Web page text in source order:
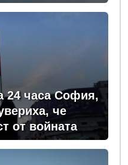
24 часа София,
че
от войната